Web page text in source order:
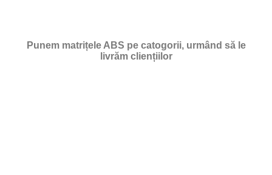
Punem matrițele ABS pe catogorii, urmând să le
livrăm cliențiilor